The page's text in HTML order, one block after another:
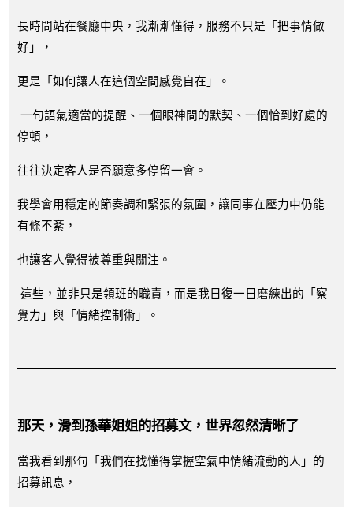
長時間站在餐廳中央，我漸漸懂得，服務不只是「把事情做
好」，
更是「如何讓人在這個空間感覺自在」。
一句語氣適當的提醒、一個眼神間的默契、一個恰到好處的
停頓，
往往決定客人是否願意多停留一會。
我學會用穩定的節奏調和緊張的氛圍，讓同事在壓力中仍能
有條不紊，
也讓客人覺得被尊重與關注。
這些，並非只是領班的職責，而是我日復一日磨練出的「察
覺力」與「情緒控制術」。
那天，滑到孫華姐姐的招募文，世界忽然清晰了
當我看到那句「我們在找懂得掌握空氣中情緒流動的人」的
招募訊息，